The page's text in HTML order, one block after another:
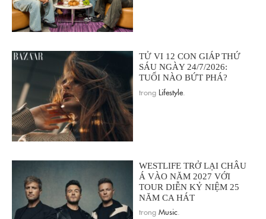
TỬ VI 12 CON GIÁP THỨ
SÁU NGÀY 24/7/2026:
TUỔI NÀO BỨT PHÁ?
trong Lifestyle
WESTLIFE TRỞ LẠI CHÂU
Á VÀO NĂM 2027 VỚI
TOUR DIỄN KỶ NIỆM 25
NĂM CA HÁT
trong Music